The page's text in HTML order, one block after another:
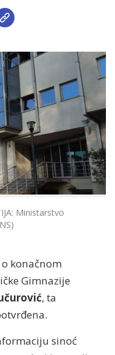
Ministarstvo
konačnom
Gimnazije
, ta
sinoć